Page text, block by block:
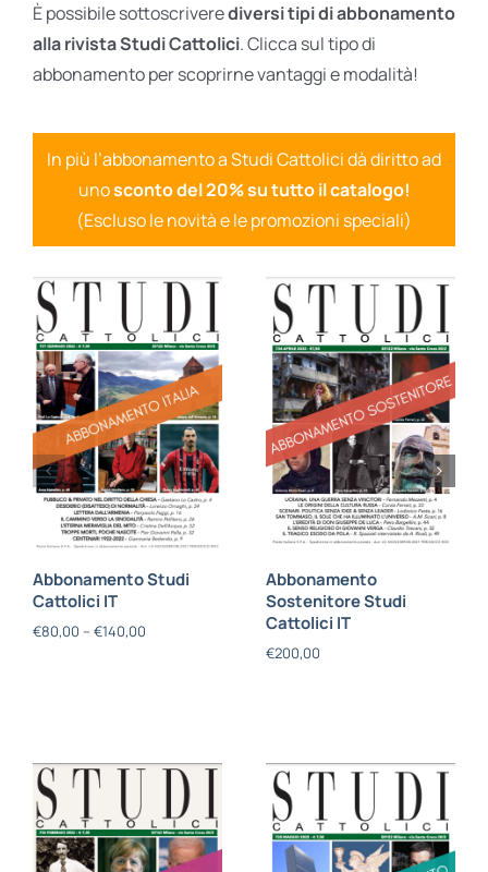
È possibile sottoscriverediversi tipi di abbonamento
alla rivista Studi Cattolici. Clicca sul tipo di
abbonamento per scoprirne vantaggi e modalità!
In più l’abbonamento a Studi Cattolici dà diritto ad
unosconto del 20% su tutto il catalogo!
(Escluso le novità e le promozioni speciali)
Abbonamento Studi
Cattolici IT
€80,00 – €140,00
Abbonamento
Sostenitore Studi
Cattolici IT
€200,00